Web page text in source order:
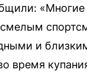
и
время